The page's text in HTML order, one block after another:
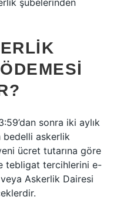
şubelerinden
sonra iki aylık
bedelli askerlik
ücret tutarına göre
tebligat tercihlerini e-
Askerlik Dairesi